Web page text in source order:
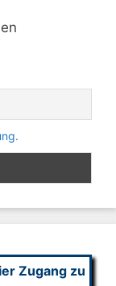
Zugang zu